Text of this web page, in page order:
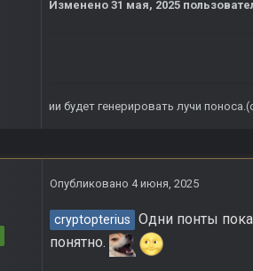
Изменено 31 мая, 2025
ии будет генерировать лучи
Опубликовано 4 июня, 2025
cryptopterius Одни понты
понятно.